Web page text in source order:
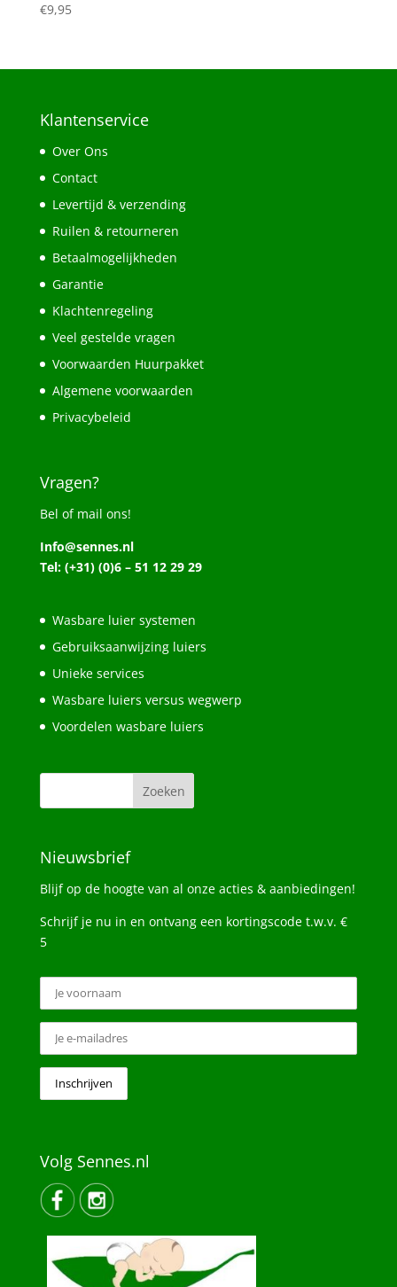
€9,95
Klantenservice
Over Ons
Contact
Levertijd & verzending
Ruilen & retourneren
Betaalmogelijkheden
Garantie
Klachtenregeling
Veel gestelde vragen
Voorwaarden Huurpakket
Algemene voorwaarden
Privacybeleid
Vragen?
Bel of mail ons!
Info@sennes.nl
Tel: (+31) (0)6 – 51 12 29 29
Wasbare luier systemen
Gebruiksaanwijzing luiers
Unieke services
Wasbare luiers versus wegwerp
Voordelen wasbare luiers
Nieuwsbrief
Blijf op de hoogte van al onze acties & aanbiedingen!
Schrijf je nu in en ontvang een kortingscode t.w.v. €
5
Volg Sennes.nl